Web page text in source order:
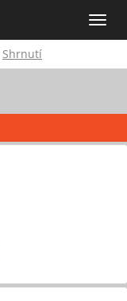
Toggle
Shrnutí